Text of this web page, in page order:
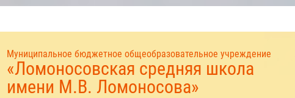
Муниципальное бюджетное общеобразовательное учреждение
«Ломоносовская средняя школа
имени М.В. Ломоносова»